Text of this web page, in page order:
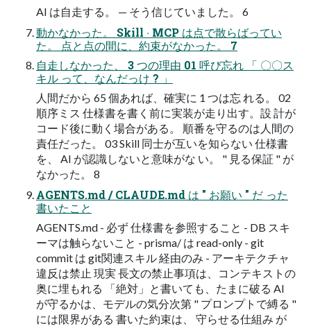
AI は自走する。 — そう信じていました。 6
動かなかった。 Skill ‧ MCP は点で散らばってい
た。 点と点の間に、約束がなかった。 7
自走しなかった、 3 つの理由 01 呼び忘れ 「 〇〇ス
キル って、なんだっけ ? 」
人間だから 65 個あれば、確実に 1 つは忘 れる。 02
順序ミス 仕様書を書く前に実装が走り出す。設 計が
コード後に動く場合がある。 順番を守るのは人間の
責任だった。 03 Skill 同士が互いを知らない 仕様書
を、 AI が認識しないと意味がな い。 " 見る保証 " が
なかった。 8
AGENTS.md / CLAUDE.md は " お願い " だ った
書いたこと
AGENTS.md - 必ず 仕様書を参照すること - DB スキ
ーマは触らないこと - prisma/ は read-only - git
commit は git関連スキル 経由のみ - アーキテクチャ
違反は禁止 現実 長文の禁止事項は、コンテキストの
奥に埋もれる 「絶対」と書いても、たまに破る AI
が守るかは、モデルの気分次第 " プロンプトで縛る "
には限界がある 書いた約束は、 守らせる仕組み が